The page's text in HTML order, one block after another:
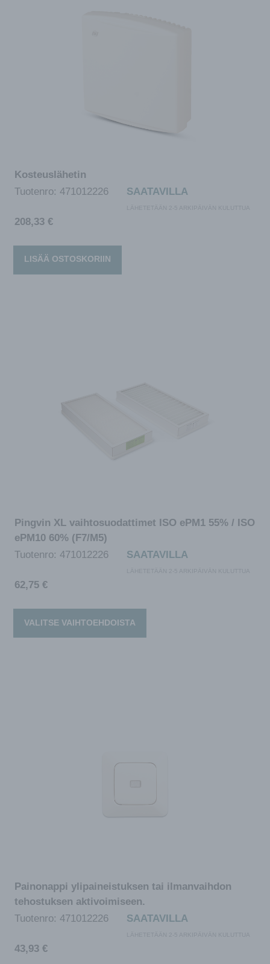
Kosteuslähetin
Tuotenro: 471012226 SAATAVILLA
LÄHETETÄÄN 2-5 ARKIPÄIVÄN KULUTTUA
208,33 €
LISÄÄ OSTOSKORIIN
Pingvin XL vaihtosuodattimet ISO ePM1 55% / ISO
ePM10 60% (F7/M5)
Tuotenro: 471012226 SAATAVILLA
LÄHETETÄÄN 2-5 ARKIPÄIVÄN KULUTTUA
62,75 €
VALITSE VAIHTOEHDOISTA
Painonappi ylipaineistuksen tai ilmanvaihdon
tehostuksen aktivoimiseen.
Tuotenro: 471012226 SAATAVILLA
LÄHETETÄÄN 2-5 ARKIPÄIVÄN KULUTTUA
43,93 €